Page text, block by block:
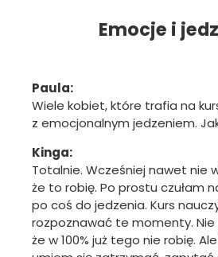
Emocje i
Paula:
Wiele kobiet, które trafia na
z emocjonalnym jedzeniem.
Kinga:
Totalnie. Wcześniej nawet nie
że to robię. Po prostu czułam
po coś do jedzenia. Kurs
rozpoznawać te momenty. Nie
że w 100% już tego nie robię.